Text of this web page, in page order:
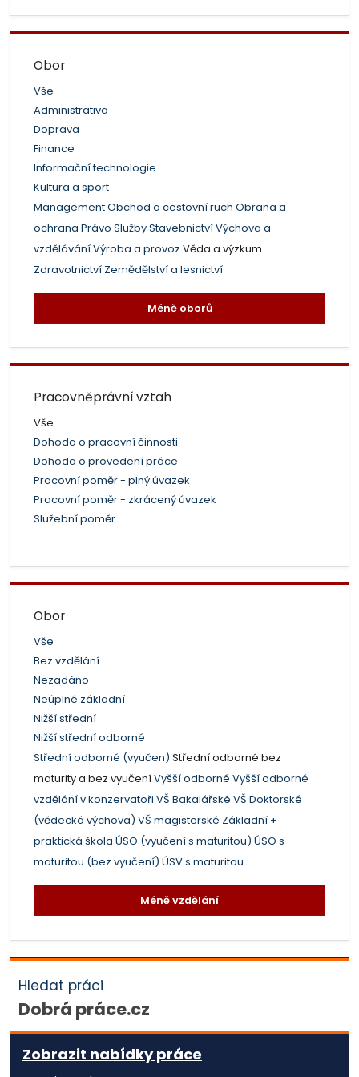
Obor
Vše
Administrativa
Doprava
Finance
Informační technologie
Kultura a sport
ManagementObchod a cestovní ruch Obrana a
ochrana Právo SlužbyStavebnictvíVýchova a
vzděláváníVýroba a provoz Věda a výzkum
Zdravotnictví Zemědělství a lesnictví
Méně oborů
Pracovněprávní vztah
Vše
Dohoda o pracovní činnosti
Dohoda o provedení práce
Pracovní poměr - plný úvazek
Pracovní poměr - zkrácený úvazek
Služební poměr
Obor
Vše
Bez vzdělání
Nezadáno
Neúplné základní
Nižší střední
Nižší střední odborné
Střední odborné (vyučen) Střední odborné bez
maturity a bez vyučeníVyšší odborné Vyšší odborné
vzdělání v konzervatoři VŠ Bakalářské VŠ Doktorské
(vědecká výchova) VŠ magisterské Základní +
praktická škola ÚSO (vyučení s maturitou) ÚSO s
maturitou (bez vyučení) ÚSV s maturitou
Méně vzdělání
Hledat práci
Dobrá práce.cz
Zobrazit nabídky práce